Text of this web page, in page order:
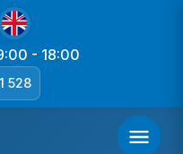
- 18:00
528